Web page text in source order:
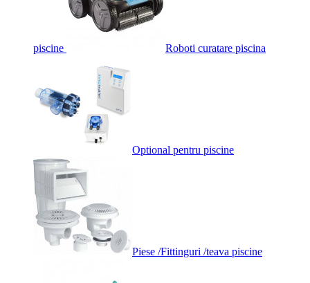
piscine Roboti curatare piscina
Optional pentru piscine
Piese /Fittinguri /teava piscine